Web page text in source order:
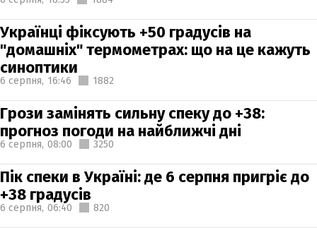
Українці фіксують +50 градусів на
"домашніх" термометрах: що на це кажуть
синоптики
6 серпня, 16:46 1882
Грози замінять сильну спеку до +38:
прогноз погоди на найближчі дні
6 серпня, 08:00 3250
Пік спеки в Україні: де 6 серпня пригріє до
+38 градусів
6 серпня, 06:40 820